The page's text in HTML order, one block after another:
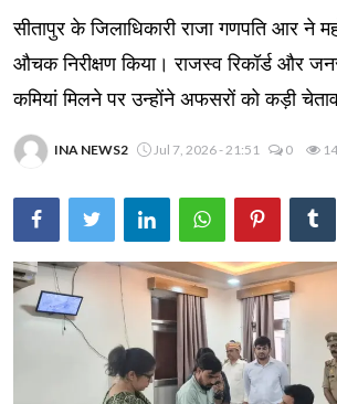
वायरल न्यूज़
सीतापुर के जिलाधिकारी राजा गणपति आर ने
औचक निरीक्षण किया। राजस्व रिकॉर्ड और
कमियां मिलने पर उन्होंने अफसरों को कड़ी
INA NEWS2 Jul 7, 2026 - 21:51 0 14